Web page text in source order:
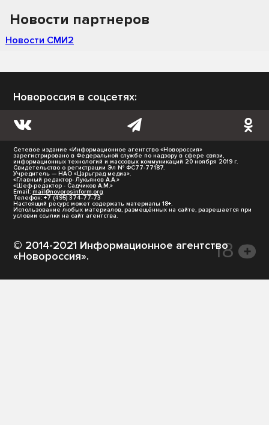
Новости партнеров
Новости СМИ2
Новороссия в соцсетях:
Сетевое издание «Информационное агентство «Новороссия»
зарегистрировано в Федеральной службе по надзору в сфере связи,
информационных технологий и массовых коммуникаций 20 ноября 2019 г.
Свидетельство о регистрации Эл № ФС77-77187.
Учредитель — НАО «Царьград медиа».
«Главный редактор- Лукьянов А.А.»
«Шеф-редактор - Садчиков А.М.»
Email: mail@novorosinform.org
Телефон: +7 (495) 374-77-73
Настоящий ресурс может содержать материалы 18+.
Использование любых материалов, размещённых на сайте, разрешается при
условии ссылки на сайт агентства.
© 2014-2021 Информационное агентство
«Новороссия».